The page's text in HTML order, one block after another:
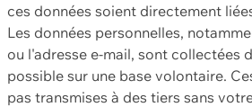
ces données soient directement
Les données personnelles,
ou l'adresse e-mail, sont collectées
possible sur une base volontaire.
pas transmises à des tiers sans